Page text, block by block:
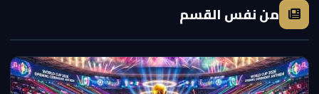
من نفس القسم